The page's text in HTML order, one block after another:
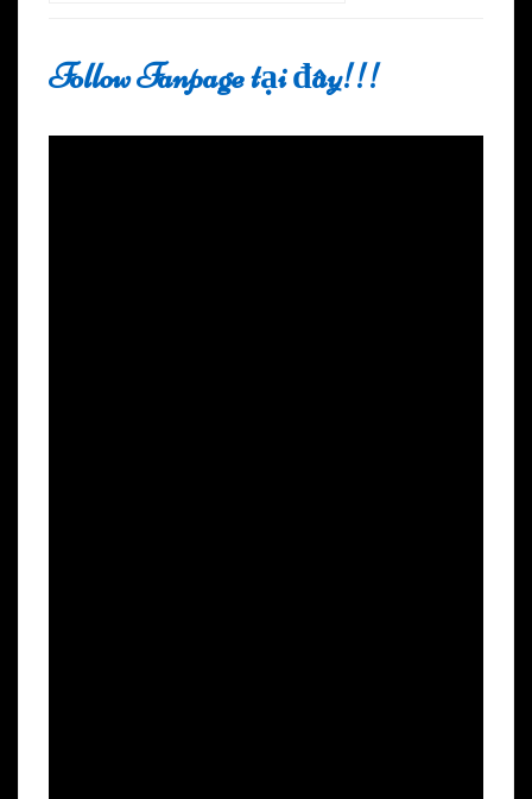
Follow Fanpage tại đây!!!